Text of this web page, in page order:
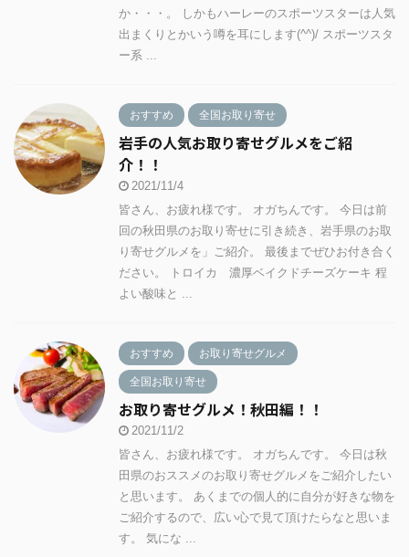
か・・・。 しかもハーレーのスポーツスターは人気
出まくりとかいう噂を耳にします(^^)/ スポーツスタ
ー系 ...
おすすめ 全国お取り寄せ
岩手の人気お取り寄せグルメをご紹
介！！
2021/11/4
皆さん、お疲れ様です。 オガちんです。 今日は前
回の秋田県のお取り寄せに引き続き、岩手県のお取
り寄せグルメを」ご紹介。 最後までぜひお付き合く
ださい。 トロイカ 濃厚ベイクドチーズケーキ 程
よい酸味と ...
おすすめ お取り寄せグルメ
全国お取り寄せ
お取り寄せグルメ！秋田編！！
2021/11/2
皆さん、お疲れ様です。 オガちんです。 今日は秋
田県のおススメのお取り寄せグルメをご紹介したい
と思います。 あくまでの個人的に自分が好きな物を
ご紹介するので、広い心で見て頂けたらなと思いま
す。 気にな ...